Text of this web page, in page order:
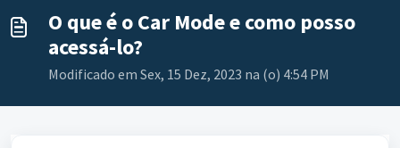
O que é o Car Mode e como posso
acessá-lo?
Modificado em Sex, 15 Dez, 2023 na (o) 4:54 PM